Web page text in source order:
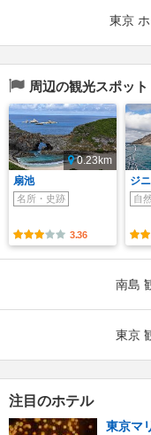
東京
周辺の観光スポット
0.23km
扇池
名所・史跡
3.36
ジ
自
南島
東京
注目のホテル
東京マ